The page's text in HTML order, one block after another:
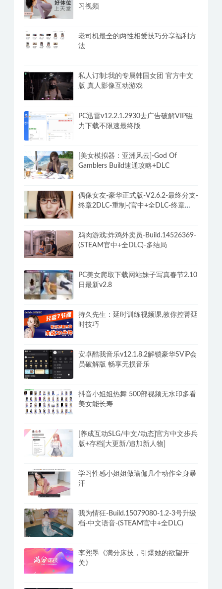
习视频
老司机最全的两性相爱技巧分享福利方
法
私人订制:我的专属韩国女团 官方中文
版 真人影像互动游戏
PC迅雷v12.2.1.2930去广告破解VIP磁
力下载不限速最终版
[美女模拟器：亚洲风云]-God Of
Gamblers Build速通攻略+DLC
偶像女友-豪华正式版-V2.6.2-最终分支-
终章2DLC-重制-(官中+全DLC-终章
鸡肉游戏:炸鸡外卖员-Build.14526369-
(STEAM官中+全DLC)-多结局
PC美女爬取下载网站妹子写真春节2.10
日最新v2.8
持久先生：延时训练视频课,教你控菁延
时技巧
安卓酷我音乐v12.1.8.2解锁豪华SViP会
员破解版 畅享无损音乐
抖音小姐姐热舞 500部视频无水印多看
美女能长寿
[养成互动SLG/中文/动态]官方中文步兵
版+存档[大更新/追加新人物]
学习性感小姐姐做瑜伽几个动作全身暴
汗
我为情狂-Build.15079080-1.2-3号升级
档-中文语音-(STEAM官中+全DLC)
李熙墨《满分床技，引爆她的欲望开
关》